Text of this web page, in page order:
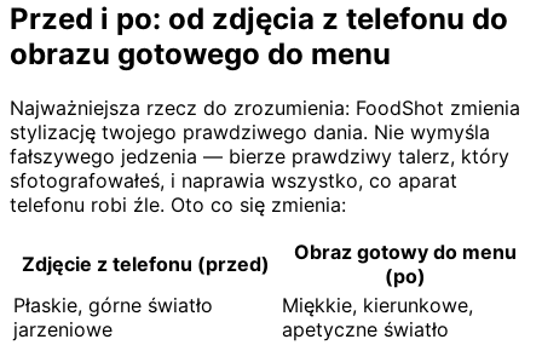
Przed i po: od zdjęcia z telefonu do
obrazu gotowego do menu
Najważniejsza rzecz do zrozumienia: FoodShot zmienia
stylizację twojego prawdziwego dania. Nie wymyśla
fałszywego jedzenia — bierze prawdziwy talerz, który
sfotografowałeś, i naprawia wszystko, co aparat
telefonu robi źle. Oto co się zmienia:
Zdjęcie z telefonu (przed)
Obraz gotowy do menu
(po)
Płaskie, górne światło
jarzeniowe
Miękkie, kierunkowe,
apetyczne światło